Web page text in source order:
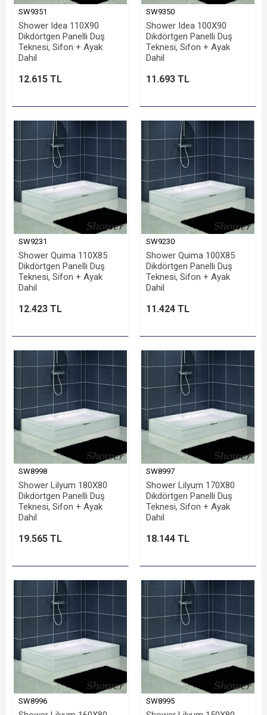
SW9351
Shower Idea 110X90
Dikdörtgen Panelli Duş
Teknesi, Sifon + Ayak
Dahil
12.615 TL
SW9350
Shower Idea 100X90
Dikdörtgen Panelli Duş
Teknesi, Sifon + Ayak
Dahil
11.693 TL
SW9231
Shower Quima 110X85
Dikdörtgen Panelli Duş
Teknesi, Sifon + Ayak
Dahil
12.423 TL
SW9230
Shower Quima 100X85
Dikdörtgen Panelli Duş
Teknesi, Sifon + Ayak
Dahil
11.424 TL
SW8998
Shower Lilyum 180X80
Dikdörtgen Panelli Duş
Teknesi, Sifon + Ayak
Dahil
19.565 TL
SW8997
Shower Lilyum 170X80
Dikdörtgen Panelli Duş
Teknesi, Sifon + Ayak
Dahil
18.144 TL
SW8996 SW8995